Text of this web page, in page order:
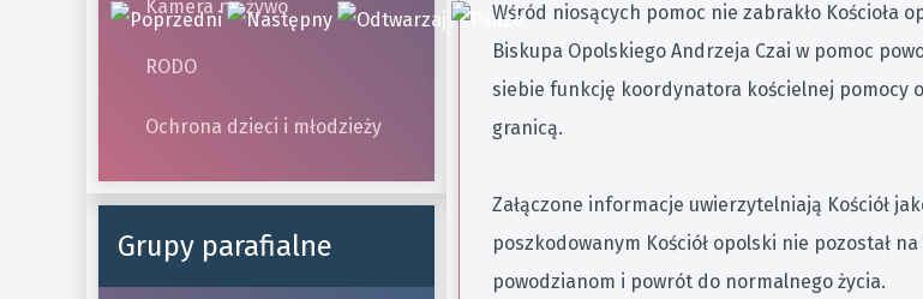
Kamera na żywo
RODO
Ochrona dzieci i młodzieży
Grupy parafialne
Wśród niosących pomoc nie zabrakło Kościoła
Biskupa Opolskiego Andrzeja Czai w pomoc
siebie funkcję koordynatora kościelnej pomocy
granicą.
Załączone informacje uwierzytelniają Kościół
poszkodowanym Kościół opolski nie pozostał
powodzianom i powrót do normalnego życia.